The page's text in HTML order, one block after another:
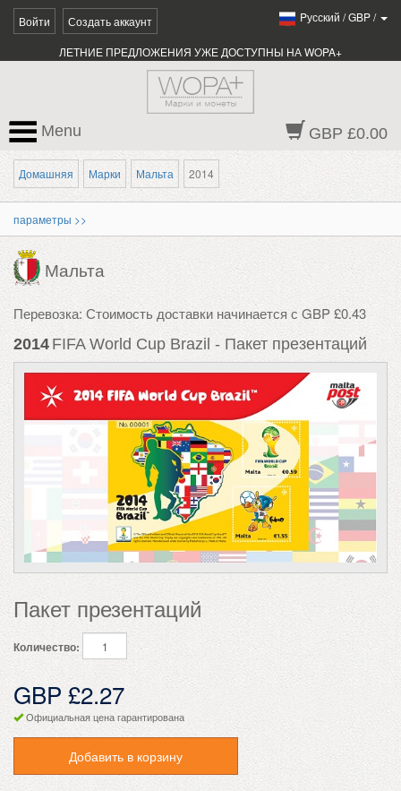
Войти Создать аккаунт Pусский /GBP/
ЛЕТНИЕ ПРЕДЛОЖЕНИЯ УЖЕ ДОСТУПНЫ НА WOPA+
GBP £0.00
Menu
Домашняя Марки Мальта 2014
параметры >>
Мальта
Перевозка: Стоимость доставки начинается с GBP £0.43
2014 FIFA World Cup Brazil - Пакет презентаций
Пакет презентаций
Количество:
GBP £2.27
Официальная цена гарантирована
Добавить в корзину